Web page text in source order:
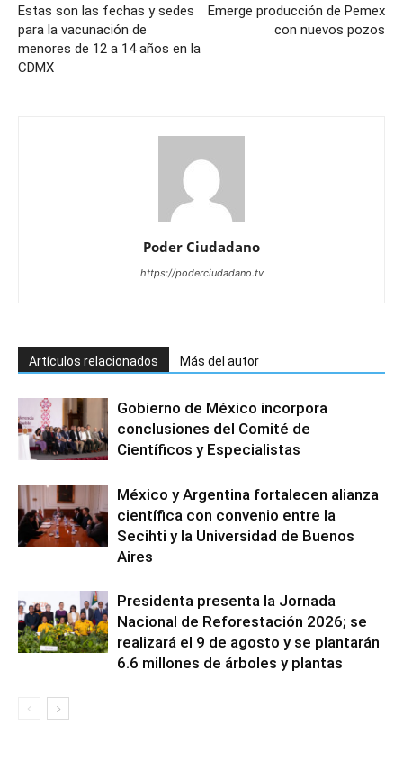
Estas son las fechas y sedes
para la vacunación de
menores de 12 a 14 años en la
CDMX
Emerge producción de Pemex
con nuevos pozos
Poder Ciudadano
https://poderciudadano.tv
Artículos relacionados Más del autor
Gobierno de México incorpora
conclusiones del Comité de
Científicos y Especialistas
México y Argentina fortalecen alianza
científica con convenio entre la
Secihti y la Universidad de Buenos
Aires
Presidenta presenta la Jornada
Nacional de Reforestación 2026; se
realizará el 9 de agosto y se plantarán
6.6 millones de árboles y plantas